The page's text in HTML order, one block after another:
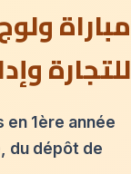
مباراة
للتجارة
1ère année
du dépôt de